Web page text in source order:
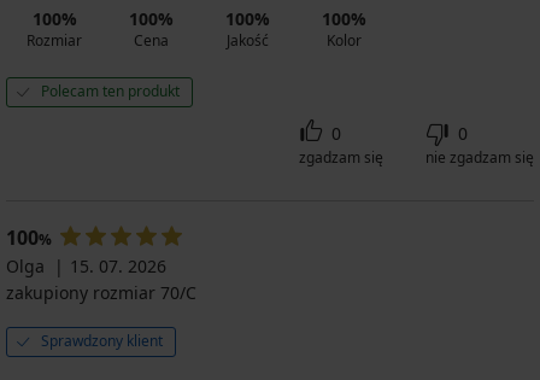
100%
Rozmiar
100%
Cena
100%
Jakość
100%
Kolor
Polecam ten produkt
0
zgadzam się
0
nie zgadzam się
100%
Olga
15. 07. 2026
zakupiony rozmiar 70/C
Sprawdzony klient